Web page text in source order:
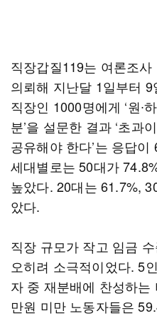
직장갑질119는 여론조
의뢰해 지난달 1일부터
직장인 1000명에게 ‘원∙
분’을 설문한 결과 ‘초과
공유해야 한다’는 응답
세대별로는 50대가
높았다. 20대는 61.7%,
았다.
직장 규모가 작고 임금
오히려 소극적이었다. 5
자 중 재분배에 찬성하
만원 미만 노동자들은